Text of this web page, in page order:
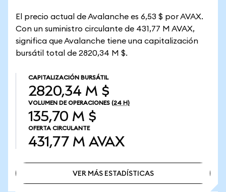
El precio actual de Avalanche es 6,53 $ por AVAX.
Con un suministro circulante de 431,77 M AVAX,
significa que Avalanche tiene una capitalización
bursátil total de 2820,34 M $.
CAPITALIZACIÓN BURSÁTIL
2820,34 M $
VOLUMEN DE OPERACIONES (24 H)
135,70 M $
OFERTA CIRCULANTE
431,77 M AVAX
VER MÁS ESTADÍSTICAS